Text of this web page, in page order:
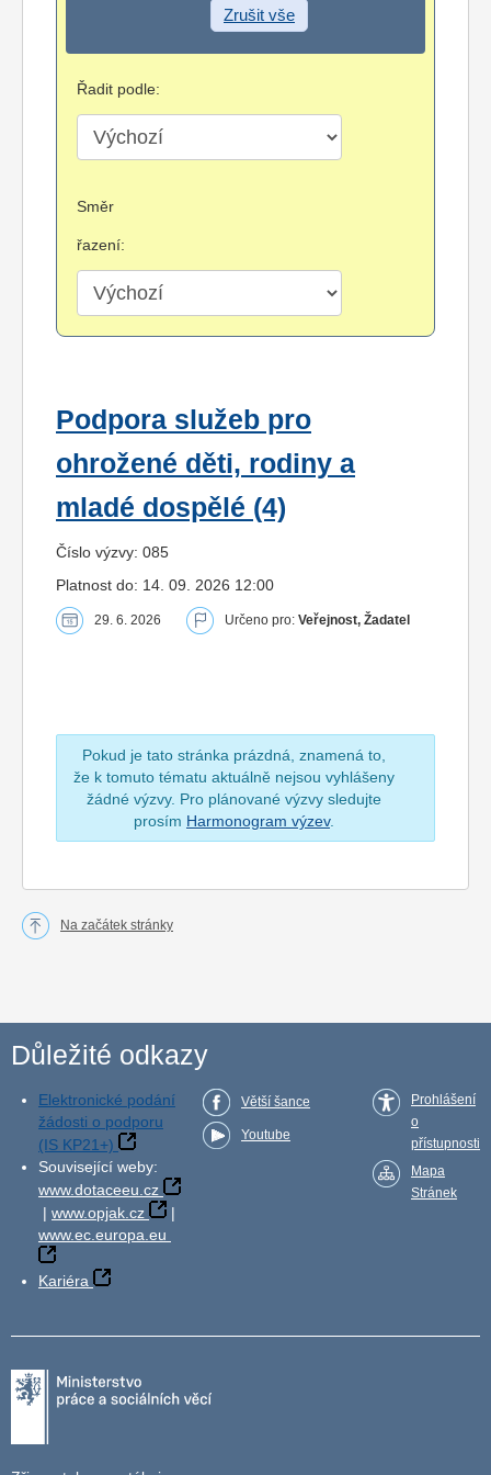
Zrušit vše
Řadit podle:
Směr
řazení:
Podpora služeb pro
ohrožené děti, rodiny a
mladé dospělé (4)
Číslo výzvy: 085
Platnost do: 14. 09. 2026 12:00
29. 6. 2026 Určeno pro: Veřejnost, Žadatel
Pokud je tato stránka prázdná, znamená to,
že k tomuto tématu aktuálně nejsou vyhlášeny
žádné výzvy. Pro plánované výzvy sledujte
prosím Harmonogram výzev.
Na začátek stránky
Důležité odkazy
Elektronické podání
žádosti o podporu
(IS KP21+)
Související weby:
www.dotaceeu.cz
| www.opjak.cz
|
www.ec.europa.eu
Kariéra
Větší šance
Youtube
Prohlášení
o
přístupnosti
Mapa
Stránek